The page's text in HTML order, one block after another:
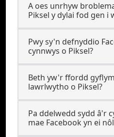
A oes unrhyw
Piksel y dylai fod gen i
Pwy sy'n defnyddio
cynnwys o Piksel?
Beth yw'r ffordd
lawrlwytho o Piksel?
Pa ddelwedd sydd â'r
mae Facebook yn ei